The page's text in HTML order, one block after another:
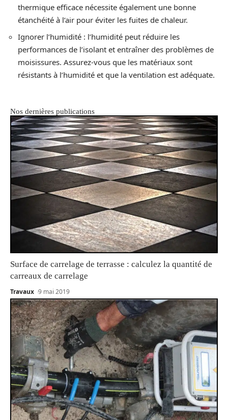
thermique efficace nécessite également une bonne
étanchéité à l’air pour éviter les fuites de chaleur.
Ignorer l’humidité : l’humidité peut réduire les
performances de l’isolant et entraîner des problèmes de
moisissures. Assurez-vous que les matériaux sont
résistants à l’humidité et que la ventilation est adéquate.
Nos dernières publications
Surface de carrelage de terrasse : calculez la quantité de
carreaux de carrelage
Travaux 9 mai 2019